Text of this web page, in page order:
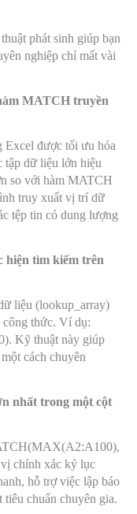
phát sinh giúp bạn
nghiệp chỉ mất vài
MATCH truyền
được tối ưu hóa
tập dữ liệu lớn hiệu
so với hàm MATCH
truy xuất vị trí dữ
tệp tin có dung lượng
hiện tìm kiếm trên
liệu (lookup_array)
công thức. Ví dụ:
. Kỹ thuật này giúp
cách chuyên
nhất trong một cột
chính xác kỷ lục
hỗ trợ việc lập báo
tiêu chuẩn chuyên gia.